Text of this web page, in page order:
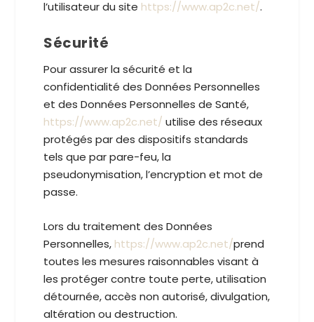
l’utilisateur du site https://www.ap2c.net/.
Sécurité
Pour assurer la sécurité et la
confidentialité des Données Personnelles
et des Données Personnelles de Santé,
https://www.ap2c.net/ utilise des réseaux
protégés par des dispositifs standards
tels que par pare-feu, la
pseudonymisation, l’encryption et mot de
passe.
Lors du traitement des Données
Personnelles, https://www.ap2c.net/prend
toutes les mesures raisonnables visant à
les protéger contre toute perte, utilisation
détournée, accès non autorisé, divulgation,
altération ou destruction.